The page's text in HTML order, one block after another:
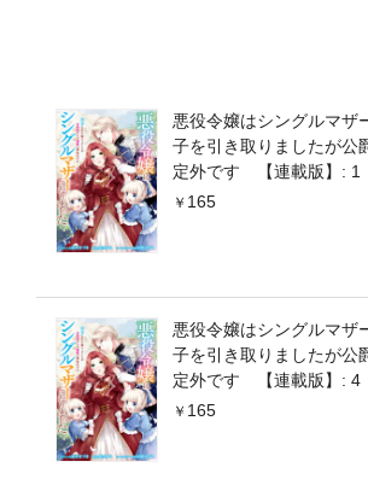
悪役令嬢はシングルマ
子を引き取りましたが公
定外です 【連載版】: 1
165
悪役令嬢はシングルマ
子を引き取りましたが公
定外です 【連載版】: 4
165